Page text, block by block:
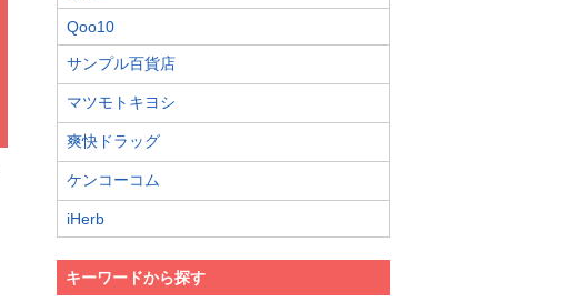
Qoo10
サンプル百貨店
マツモトキヨシ
爽快ドラッグ
ケンコーコム
iHerb
キーワードから探す